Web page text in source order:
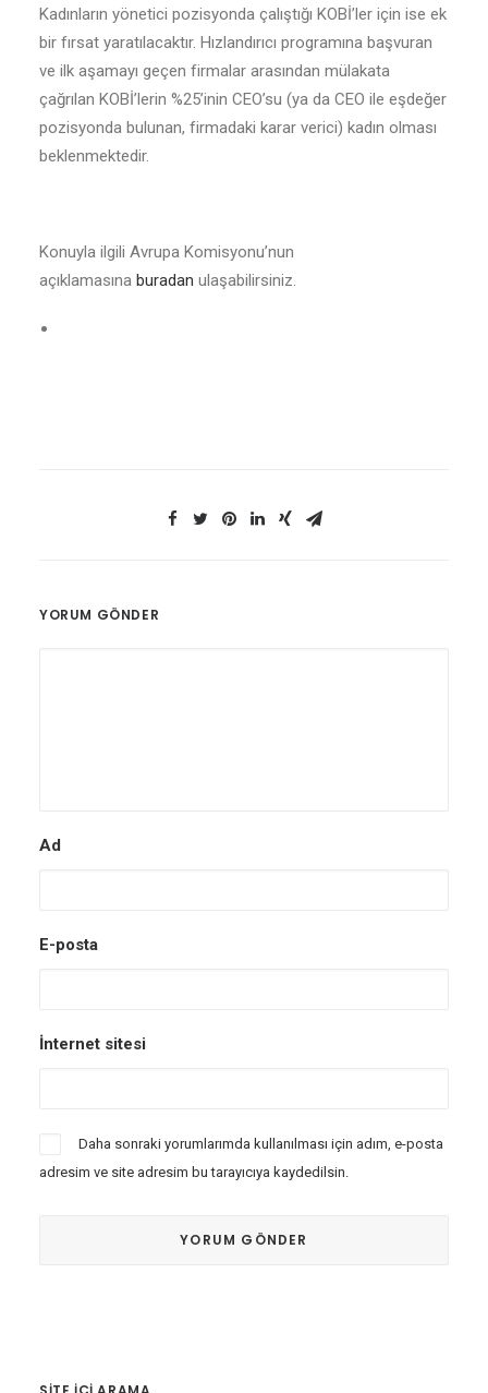
Kadınların yönetici pozisyonda çalıştığı KOBİ’ler için ise ek
bir fırsat yaratılacaktır. Hızlandırıcı programına başvuran
ve ilk aşamayı geçen firmalar arasından mülakata
çağrılan KOBİ’lerin %25’inin CEO’su (ya da CEO ile eşdeğer
pozisyonda bulunan, firmadaki karar verici) kadın olması
beklenmektedir.
Konuyla ilgili Avrupa Komisyonu’nun
açıklamasına buradan ulaşabilirsiniz.
YORUM GÖNDER
Ad
E-posta
İnternet sitesi
Daha sonraki yorumlarımda kullanılması için adım, e-posta
adresim ve site adresim bu tarayıcıya kaydedilsin.